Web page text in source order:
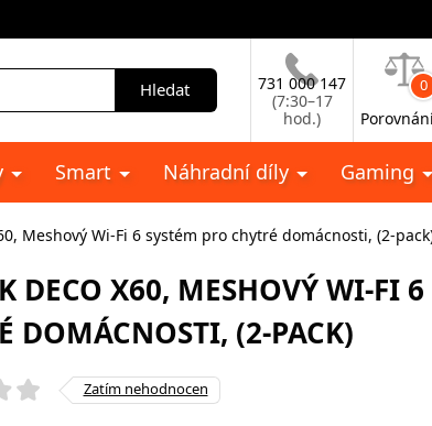
Hledat
731 000 147
(7:30–17
hod.)
0
Smart Náhradní díly Gaming
Meshový Wi-Fi 6 systém pro chytré domácnosti, (2-
DECO X60, MESHOVÝ WI-FI 6
DOMÁCNOSTI, (2-PACK)
Zatím nehodnocen